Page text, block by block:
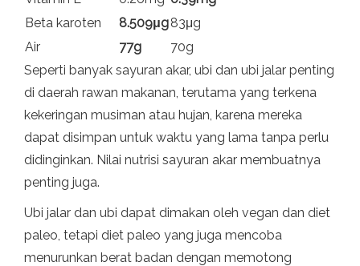
Beta karoten
8.509μg83μg
Air
77g
70g
Seperti banyak sayuran akar, ubi dan ubi jalar penting
di daerah rawan makanan, terutama yang terkena
kekeringan musiman atau hujan, karena mereka
dapat disimpan untuk waktu yang lama tanpa perlu
didinginkan. Nilai nutrisi sayuran akar membuatnya
penting juga.
Ubi jalar dan ubi dapat dimakan oleh vegan dan diet
paleo, tetapi diet paleo yang juga mencoba
menurunkan berat badan dengan memotong